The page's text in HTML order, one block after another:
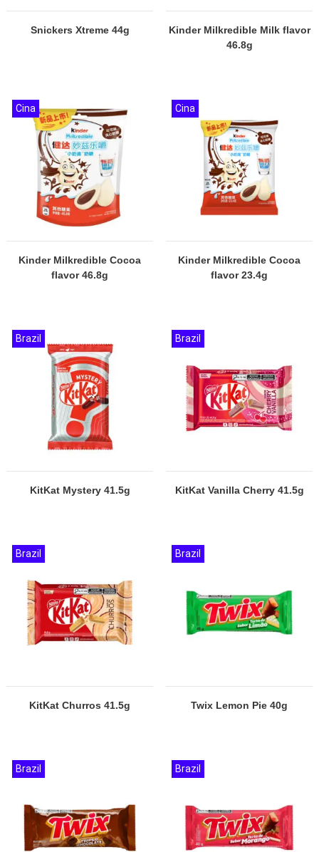
Snickers Xtreme 44g
Kinder Milkredible Milk flavor
46.8g
Kinder Milkredible Cocoa
flavor 46.8g
Cina
Kinder Milkredible Cocoa
flavor 23.4g
Cina
KitKat Mystery 41.5g
Brazil
KitKat Vanilla Cherry 41.5g
Brazil
KitKat Churros 41.5g
Brazil
Twix Lemon Pie 40g
Brazil
Brazil Brazil